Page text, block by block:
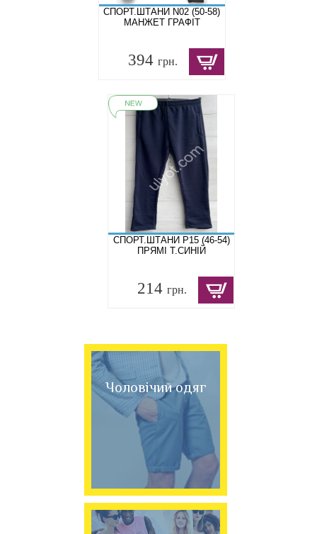
СПОРТ.ШТАНИ N02 (50-58)
МАНЖЕТ ГРАФІТ
394 грн.
СПОРТ.ШТАНИ P15 (46-54)
ПРЯМІ Т.СИНІЙ
214 грн.
Чоловічий одяг